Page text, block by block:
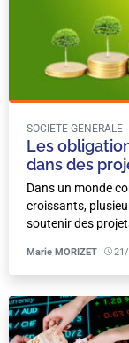
Les
dans des
SOCIETE GENERALE
Dans un monde
croissants,
soutenir des
Marie MORIZET